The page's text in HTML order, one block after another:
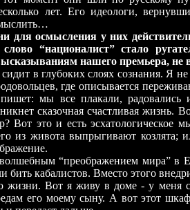
лет. Его идеологи,
для осмысления у них
слово “националист” стало
нашего премьера, не
в глубоких слоях сознания. Я не
где описывается
мы все плакали,
сказочная счастливая жизнь.
Вот это и есть эсхатологическое
из живота выпрыгивают козлята;
“преображением мира” в
бить кабалистов. Вместо этого
жизни. Вот я живу в доме - у меня
его моему сыну. А вот этот